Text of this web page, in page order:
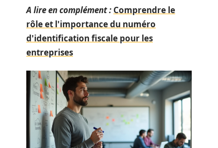
A lire en complément : Comprendre le
rôle et l'importance du numéro
d'identification fiscale pour les
entreprises